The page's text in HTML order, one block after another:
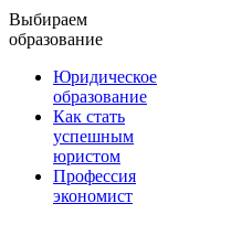
Выбираем
образование
Юридическое
образование
Как стать
успешным
юристом
Профессия
экономист